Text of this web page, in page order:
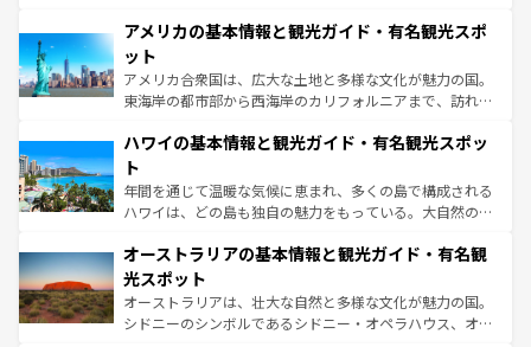
ンツ一覧を参照してほしい。
の建物がそのまま残る町や、スイスならではのユニークな
博物館もあり、アルプス観光だけでなく町歩きも満喫する
ことができる。国民の所得が高いため物価も高いが、旅行
者向けの交通パス提供のサービスもあり、うまく活用すれ
着のスイス情報はコンテンツ一覧を参照してほしい。
アメリカの基本情報と観光ガイド・有名観光スポ
ット
アメリカ合衆国は、広大な土地と多様な文化が魅力の国。
東海岸の都市部から西海岸のカリフォルニアまで、訪れる
のような巨大都市は、観光、ショッピング、エンターテイ
ンメントが詰まった刺激的なスポットだ。一方、アメリカ
西部には大自然が広がり、グランドキャニオンやイエロー
ストーン国立公園といった絶景が堪能できる。さらに、南
文化が魅力。旅行者はアメリカの各地域で異なる魅力を楽
しみながら、その多様性と豊かな歴史を感じることができ
るだろう。車でのロードトリップや列車の旅も、アメリカ
ならではの贅沢な旅のスタイルだ。 なお、新着のアメリカ
情報は コンテンツ一覧 を参照してほしい。
ハワイの基本情報と観光ガイド・有名観光スポッ
ト
年間を通じて温暖な気候に恵まれ、多くの島で構成される
ハワイは、どの島も独自の魅力をもっている。大自然の神
ワイ島は見逃せない。また、定番の観光地といえばオアフ
島だが、静かな自然を求めるならマウイ島やカウアイ島が
おすすめ。エメラルドグリーンに輝く海をはじめ、豊かな
文化や歴史が息づいている。「アロハスピリット」と呼ば
オーストラリアの基本情報と観光ガイド・有名観
光スポット
オーストラリアは、壮大な自然と多様な文化が魅力の国。
シドニーのシンボルであるシドニー・オペラハウス、オー